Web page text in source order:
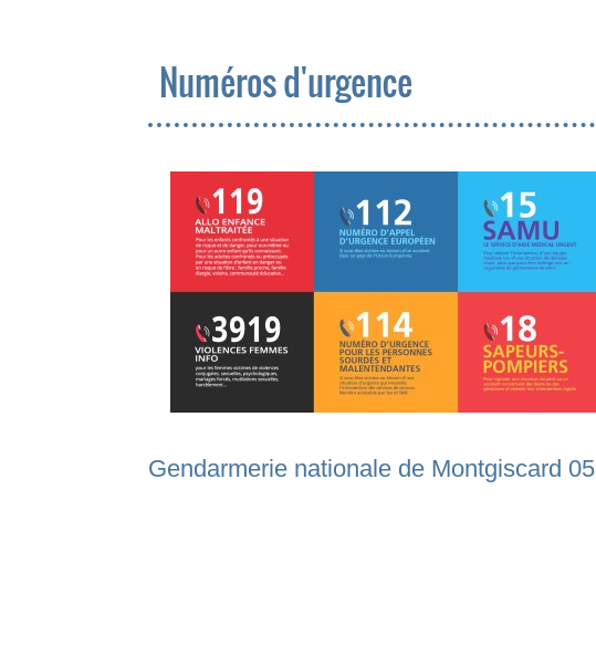
Numéros d'urgence
Gendarmerie nationale de Montgiscard 05